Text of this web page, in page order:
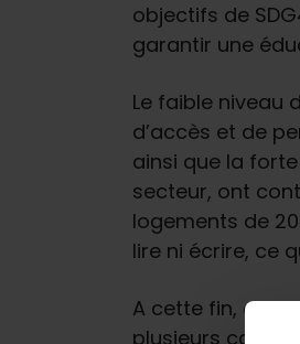
objectifs de
garantir une
Le faible niveau
d’accès et de
ainsi que la
secteur, ont
logements de
lire ni écrire, ce
A cette fin, et
plusieurs